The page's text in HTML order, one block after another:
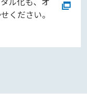
ください。